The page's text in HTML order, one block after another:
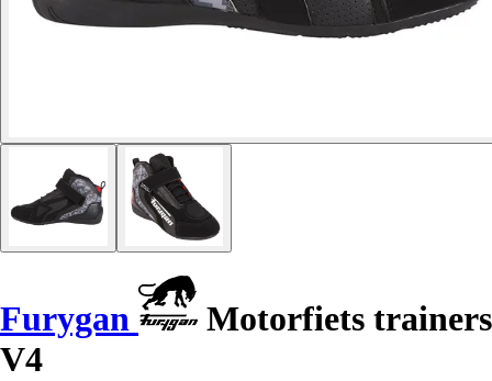
Furygan
Motorfiets trainers
V4